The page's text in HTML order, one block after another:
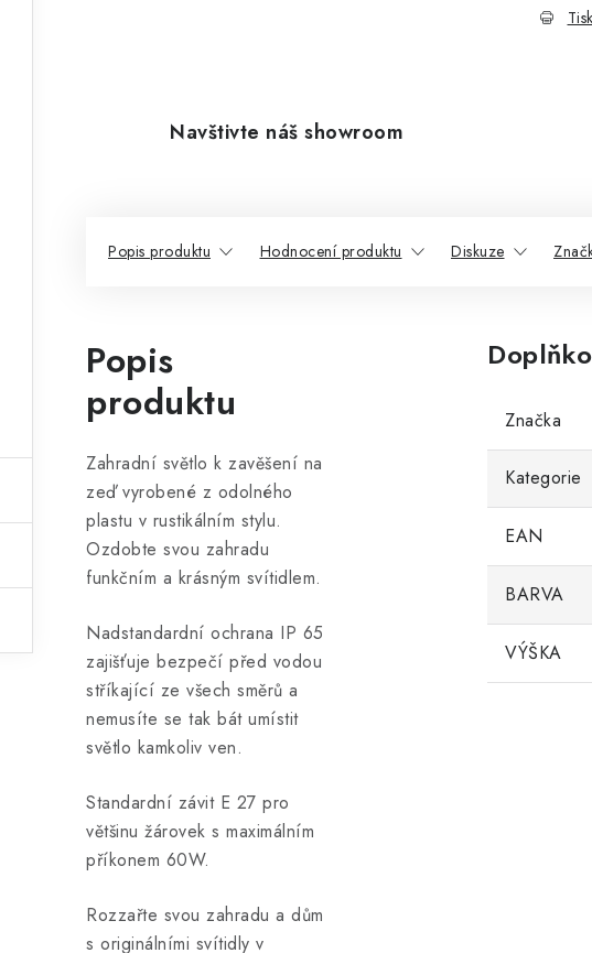
Navštivte náš showroom
Popis produktu Hodnocení produktu Diskuze
Popis
produktu
Zahradní světlo k zavěšení na
zeď vyrobené z odolného
plastu v rustikálním stylu.
Ozdobte svou zahradu
funkčním a krásným svítidlem.
Nadstandardní ochrana IP 65
zajišťuje bezpečí před vodou
stříkající ze všech směrů a
nemusíte se tak bát umístit
světlo kamkoliv ven.
Standardní závit E 27 pro
většinu žárovek s maximálním
příkonem 60W.
Rozzařte svou zahradu a dům
s originálními svítidly v
Značka
Kategorie
EAN
BARVA
VÝŠKA